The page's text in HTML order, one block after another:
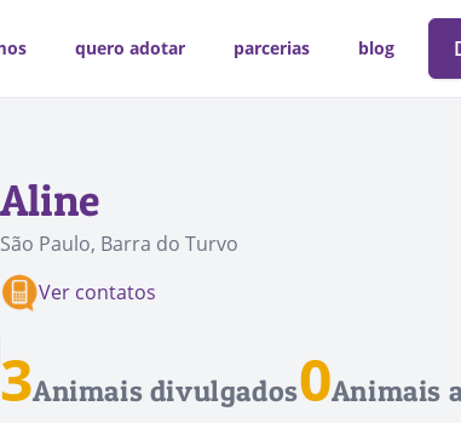
quero adotar parcerias blog
Aline
São Paulo, Barra do Turvo
Ver contatos
Animais divulgados
3 Animais
0